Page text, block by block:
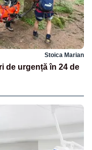
Stoica Marian
de urgență în 24 de